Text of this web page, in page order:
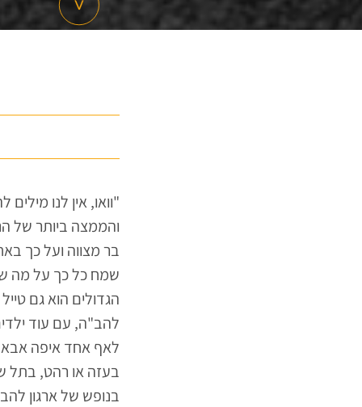
"וואו, אין לנו
בר מצווה ועל כך
שמח כל כך על מה
הגדולים הוא גם
להב"ה, עם עוד
בעזה או רהט, בתל
בנופש של ארגון